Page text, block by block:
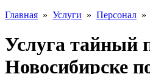
Главная » Услуги » Персонал »
Услуга тайный
Новосибирске